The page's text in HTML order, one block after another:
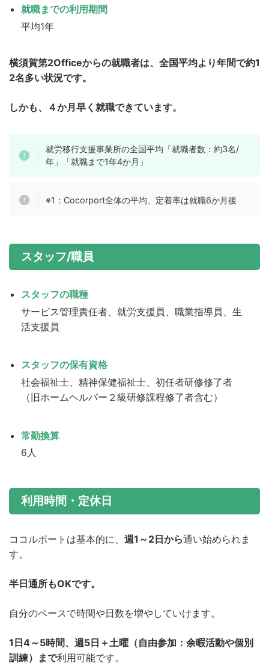
就職までの利用期間
平均1年
横須賀第2Officeからの就職者は、全国平均より年間で約1
2名多い状況です。
しかも、４か月早く就職できています。
就労移行支援事業所の全国平均「就職者数：約3名/
年」「就職まで1年4か月」
※1：Cocorport全体の平均、定着率は就職6か月後
スタッフ/職員
スタッフの職種
サービス管理責任者、就労支援員、職業指導員、生
活支援員
スタッフの保有資格
社会福祉士、精神保健福祉士、初任者研修修了者
（旧ホームヘルパー２級研修課程修了者含む）
常勤換算
6人
利用時間・定休日
ココルポートは基本的に、 週1～2日から通い始められま
す。
半日通所もOKです。
自分のペースで時間や日数を増やしていけます。
1日4～5時間、週5日＋土曜（自由参加：余暇活動や個別
訓練）まで利用可能です。